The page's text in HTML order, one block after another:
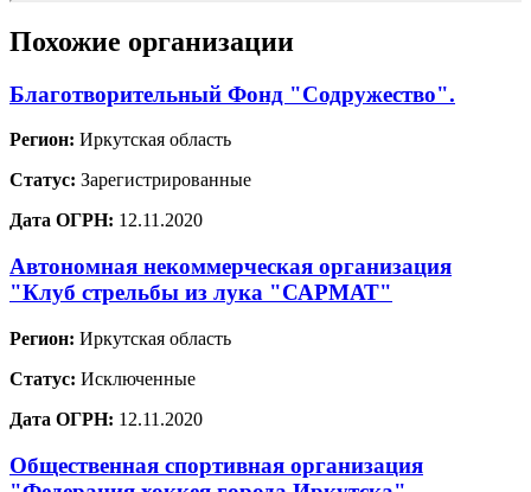
Похожие организации
Благотворительный Фонд "Содружество".
Регион: Иркутская область
Статус: Зарегистрированные
Дата ОГРН: 12.11.2020
Автономная некоммерческая организация
"Клуб стрельбы из лука "САРМАТ"
Регион: Иркутская область
Статус: Исключенные
Дата ОГРН: 12.11.2020
Общественная спортивная организация